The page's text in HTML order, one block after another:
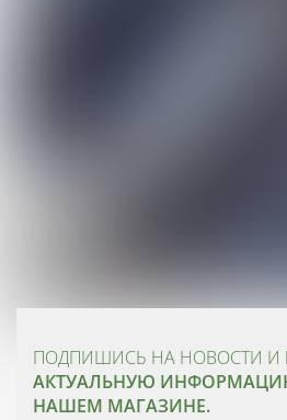
ПОДПИШИСЬ НА НОВОСТИ И
АКТУАЛЬНУЮ
НАШЕМ МАГАЗИНЕ.